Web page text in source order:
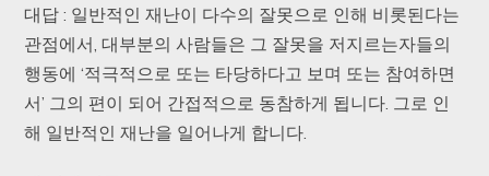
대답 : 일반적인 재난이 다수의 잘못으로 인해 비롯된다는
관점에서, 대부분의 사람들은 그 잘못을 저지르는자들의
행동에 ‘적극적으로 또는 타당하다고 보며 또는 참여하면
서’ 그의 편이 되어 간접적으로 동참하게 됩니다. 그로 인
해 일반적인 재난을 일어나게 합니다.